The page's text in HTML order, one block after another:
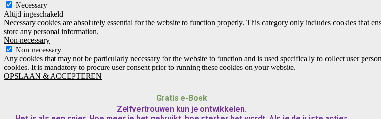
Necessary
Altijd ingeschakeld
Necessary cookies are absolutely essential for the website to function properly. This category only includes cookies that
store any personal information.
Non-necessary
Non-necessary
Any cookies that may not be particularly necessary for the website to function and is used specifically to collect user
cookies. It is mandatory to procure user consent prior to running these cookies on your website.
OPSLAAN & ACCEPTEREN
Gratis e-Boek
Zelfvertrouwen kun je ontwikkelen.